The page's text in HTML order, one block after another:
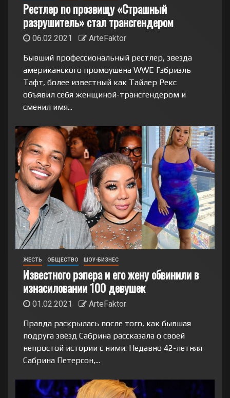
Рестлер по прозвищу «Страшный
разрушитель» стал трансгендером
06.02.2021
ArteFaktor
Бывший профессиональный рестлер, звезда
американского промоушена WWE Гэбриэль
Тафт, более известный как Тайлер Рекс
объявил себя женщиной-трансгендером и
сменил имя...
ЖЕСТЬ ОБЩЕСТВО ШОУ-БИЗНЕС
Известного рэпера и его жену обвинили в
изнасиловании 100 девушек
01.02.2021
ArteFaktor
Правда раскрылась после того, как бывшая
подруга звёзд Сабрина рассказала о своей
непростой истории с ними. Недавно 42-летняя
Сабрина Петерсон,...